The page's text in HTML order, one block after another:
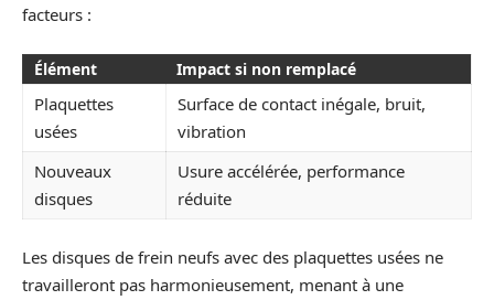
facteurs :
Élément Impact si non remplacé
Plaquettes
usées
Surface de contact inégale, bruit,
vibration
Nouveaux
disques
Usure accélérée, performance
réduite
Les disques de frein neufs avec des plaquettes usées ne
travailleront pas harmonieusement, menant à une